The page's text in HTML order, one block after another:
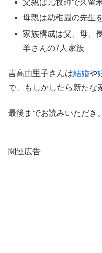
父親は元牧師で久留
母親は幼稚園の先生
家族構成は父、母、
羊さんの7人家族
吉高由里子さんは結婚や
で、もしかしたら新たな
最後までお読みいただき
関連広告